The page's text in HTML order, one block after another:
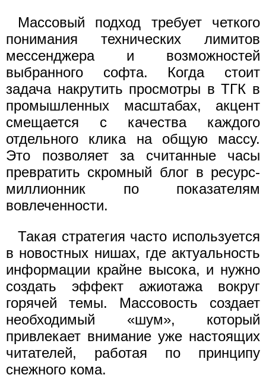
Массовый подход требует четкого
понимания технических лимитов
мессенджера и возможностей
выбранного софта. Когда стоит
задача накрутить просмотры в ТГК в
промышленных масштабах, акцент
смещается с качества каждого
отдельного клика на общую массу.
Это позволяет за считанные часы
превратить скромный блог в ресурс-
миллионник по показателям
вовлеченности.
Такая стратегия часто используется
в новостных нишах, где актуальность
информации крайне высока, и нужно
создать эффект ажиотажа вокруг
горячей темы. Массовость создает
необходимый «шум», который
привлекает внимание уже настоящих
читателей, работая по принципу
снежного кома.